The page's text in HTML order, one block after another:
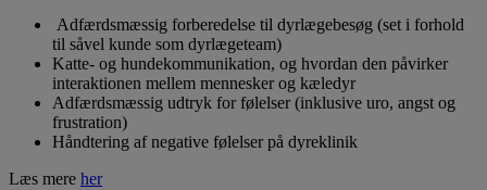
Adfærdsmæssig forberedelse til dyrlægebesøg (set i forhold
til såvel kunde som dyrlægeteam)
Katte- og hundekommunikation, og hvordan den påvirker
interaktionen mellem mennesker og kæledyr
Adfærdsmæssig udtryk for følelser (inklusive uro, angst og
frustration)
Håndtering af negative følelser på dyreklinik
Læs mere her